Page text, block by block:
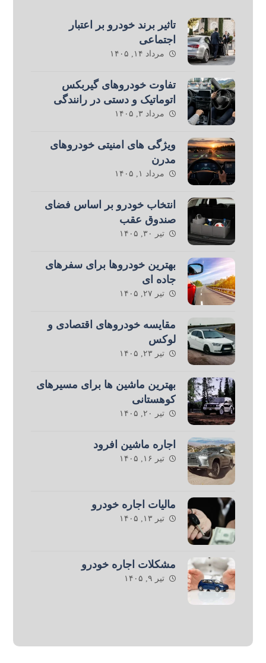
تاثیر برند خودرو بر اعتبار
اجتماعی
مرداد ۱۴, ۱۴۰۵
تفاوت خودروهای گیربکس
اتوماتیک و دستی در رانندگی
مرداد ۳, ۱۴۰۵
ویژگی های امنیتی خودروهای
مدرن
مرداد ۱, ۱۴۰۵
انتخاب خودرو بر اساس فضای
صندوق عقب
تیر ۳۰, ۱۴۰۵
بهترین خودروها برای سفرهای
جاده ای
تیر ۲۷, ۱۴۰۵
مقایسه خودروهای اقتصادی و
لوکس
تیر ۲۳, ۱۴۰۵
بهترین ماشین ها برای مسیرهای
کوهستانی
تیر ۲۰, ۱۴۰۵
اجاره ماشین افرود
تیر ۱۶, ۱۴۰۵
مالیات اجاره خودرو
تیر ۱۳, ۱۴۰۵
مشکلات اجاره خودرو
تیر ۹, ۱۴۰۵